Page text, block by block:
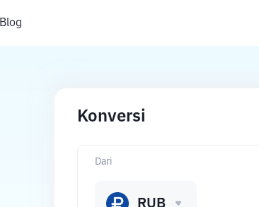
Blog
Konversi
Dari
RUB